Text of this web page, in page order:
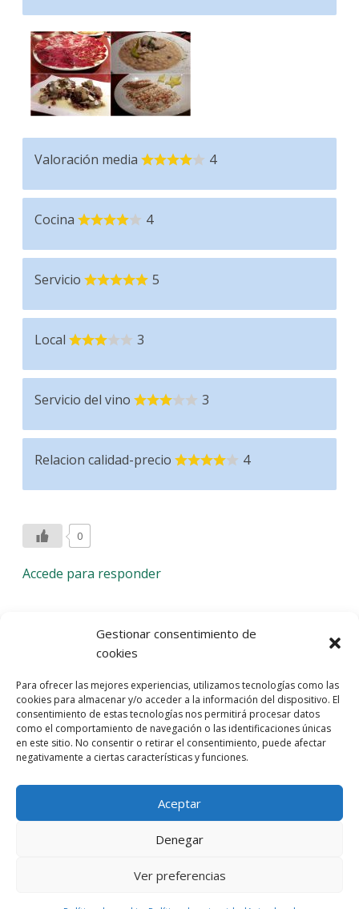
Gestionar consentimiento de
cookies
Para ofrecer las mejores experiencias, utilizamos tecnologías como las
cookies para almacenar y/o acceder a la información del dispositivo. El
consentimiento de estas tecnologías nos permitirá procesar datos
como el comportamiento de navegación o las identificaciones únicas
en este sitio. No consentir o retirar el consentimiento, puede afectar
negativamente a ciertas características y funciones.
Aceptar
Denegar
Ver preferencias
Valoración media 4
Cocina 4
Servicio 5
Local 3
Servicio del vino 3
Relacion calidad-precio 4
0
Accede para responder
Deja una respuesta
comentario.
Entra con tu red social
He leído y acepto laPolítica de Privacidad